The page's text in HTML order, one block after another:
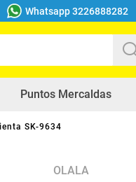
Whatsapp 3226888282
Puntos Mercaldas
SK-9634
OLALA